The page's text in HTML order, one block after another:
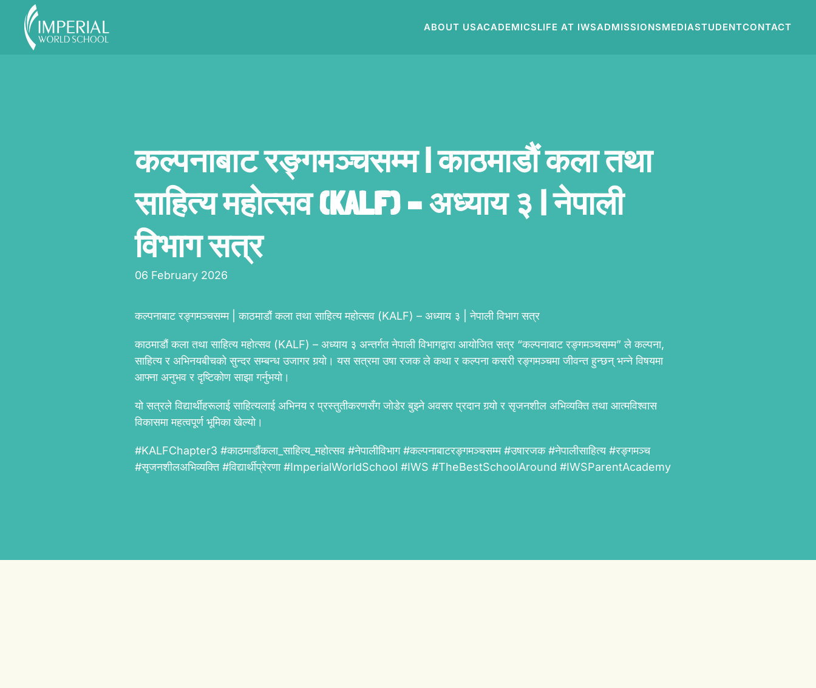
Skip to main content ABOUT USACADEMICSLIFE AT IWSADMISSIONSMEDIASTUDENTCONTACT
कल्पनाबाट रङ्गमञ्चसम्म | काठमाडौं कला तथा
साहित्य महोत्सव (KALF) – अध्याय ३ | नेपाली
विभाग सत्र
06 February 2026
कल्पनाबाट रङ्गमञ्चसम्म | काठमाडौं कला तथा साहित्य महोत्सव (KALF) – अध्याय ३ | नेपाली विभाग सत्र
काठमाडौं कला तथा साहित्य महोत्सव (KALF) – अध्याय ३ अन्तर्गत नेपाली विभागद्वारा आयोजित सत्र “कल्पनाबाट रङ्गमञ्चसम्म” ले कल्पना,
साहित्य र अभिनयबीचको सुन्दर सम्बन्ध उजागर गर्‍यो। यस सत्रमा उषा रजक ले कथा र कल्पना कसरी रङ्गमञ्चमा जीवन्त हुन्छन् भन्ने विषयमा
आफ्ना अनुभव र दृष्टिकोण साझा गर्नुभयो।
यो सत्रले विद्यार्थीहरूलाई साहित्यलाई अभिनय र प्रस्तुतीकरणसँग जोडेर बुझ्ने अवसर प्रदान गर्‍यो र सृजनशील अभिव्यक्ति तथा आत्मविश्वास
विकासमा महत्वपूर्ण भूमिका खेल्यो।
#KALFChapter3 #काठमाडौंकला_साहित्य_महोत्सव #नेपालीविभाग #कल्पनाबाटरङ्गमञ्चसम्म #उषारजक #नेपालीसाहित्य #रङ्गमञ्च
#सृजनशीलअभिव्यक्ति #विद्यार्थीप्रेरणा #ImperialWorldSchool #IWS #TheBestSchoolAround #IWSParentAcademy